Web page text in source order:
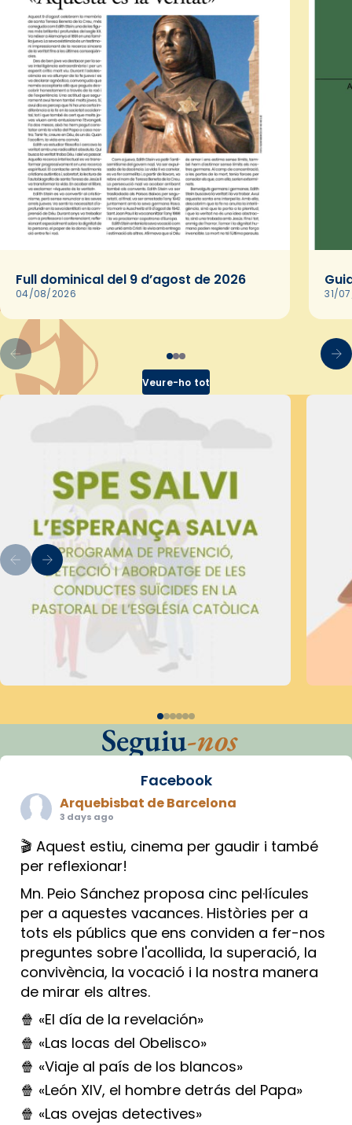
Full dominical del 9 d’agost de 2026
04/08/2026 31/
Veure-ho tot
Seguiu-nos
Facebook
Arquebisbat de Barcelona
3 days ago
🎬 Aquest estiu, cinema per gaudir i també
per reflexionar!
Mn. Peio Sánchez proposa cinc pel·lícules
per a aquestes vacances. Històries per a
tots els públics que ens conviden a fer-nos
preguntes sobre l'acollida, la superació, la
convivència, la vocació i la nostra manera
de mirar els altres.
🍿 «El día de la revelación»
🍿 «Las locas del Obelisco»
🍿 «Viaje al país de los blancos»
🍿 «León XIV, el hombre detrás del Papa»
🍿 «Las ovejas detectives»